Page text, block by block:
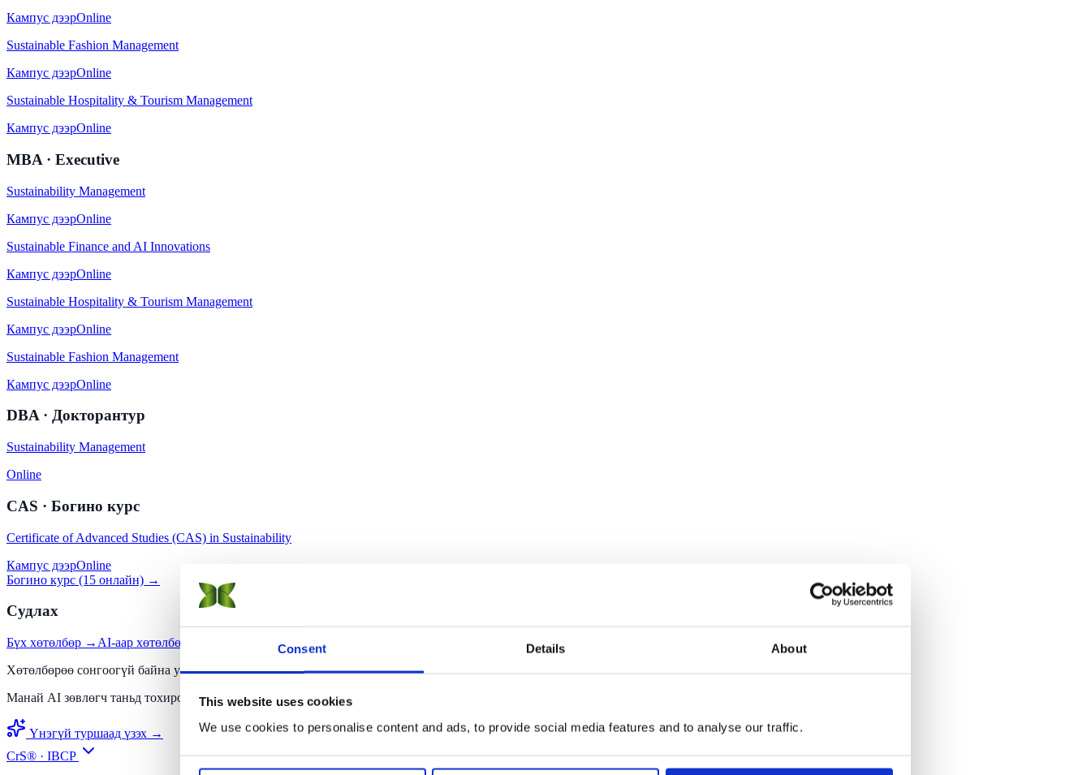
Consent Details About
This website uses cookies
We use cookies to personalise content and ads, to provide social media features and to analyse our traffic.
Кампус дээрOnline
Sustainable Fashion Management
Кампус дээрOnline
Sustainable Hospitality & Tourism Management
Кампус дээрOnline
MBA · Executive
Sustainability Management
Кампус дээрOnline
Sustainable Finance and AI Innovations
Кампус дээрOnline
Sustainable Hospitality & Tourism Management
Кампус дээрOnline
Sustainable Fashion Management
Кампус дээрOnline
DBA · Докторантур
Sustainability Management
Online
CAS · Богино курс
Certificate of Advanced Studies (CAS) in Sustainability
Кампус дээрOnline
Богино курс (15 онлайн) →
Судлах
Бүх хөтөлбөр → AI-аар хөтөлбөр олох
Бүртгүүлэх
Хөтөлбөрөө сонгоогүй байна уу?
Манай AI зөвлөгч таньд тохирох хөтөлбөрийг олоход тусална.
Үнэгүй туршаад үзэх →
CrS® · IBCP